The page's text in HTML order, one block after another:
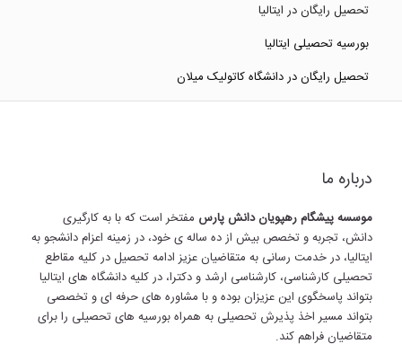
تحصیل رایگان در ایتالیا
بورسیه تحصیلی ایتالیا
تحصیل رایگان در دانشگاه کاتولیک میلان
درباره ما
موسسه پیشگام رهپویان دانش پارس مفتخر است که با به کارگیری
دانش، تجربه و تخصص بیش از ده ساله ی خود، در زمینه اعزام دانشجو به
ایتالیا، در خدمت رسانی به متقاضیان عزیز ادامه تحصیل در کلیه مقاطع
تحصیلی کارشناسی، کارشناسی ارشد و دکترا، در کلیه دانشگاه های ایتالیا
بتواند پاسخگوی این عزیزان بوده و با مشاوره های حرفه ای و تخصصی
بتواند مسیر اخذ پذیرش تحصیلی به همراه بورسیه های تحصیلی را برای
متقاضیان فراهم کند.